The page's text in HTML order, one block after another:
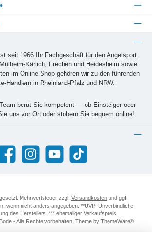
seit 1966 Ihr Fachgeschäft für den Angelsport.
Kärlich, Frechen und Heidesheim sowie
im Online-Shop gehören wir zu den führenden
Händlern in Rheinland-Pfalz und NRW.
berät Sie kompetent — ob Einsteiger oder
uns vor Ort oder stöbern Sie bequem online!
Instagram YouTube TikTok
Mehrwertsteuer zzgl. Versandkosten und ggf.
wenn nicht anders angegeben. **UVP: Unverbindliche
des Herstellers. *** ehemaliger Verkaufspreis
- Alle Rechte vorbehalten. Theme by ThemeWare®